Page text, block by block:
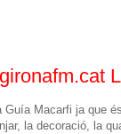
Guía Macarfi ja que
la decoració, la